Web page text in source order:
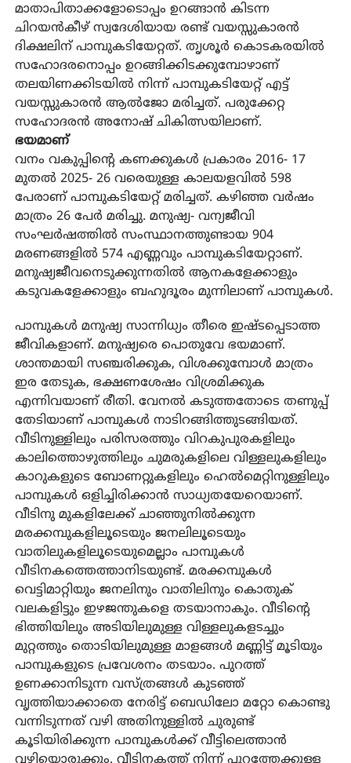
മാതാപിതാക്കളോടൊപ്പം ഉറങ്ങാൻ കിടന്ന
ചിറയൻകീഴ് സ്വദേശിയായ രണ്ട് വയസ്സുകാരൻ
ദിക്ഷലിന് പാമ്പുകടിയേറ്റത്. തൃശൂർ കൊടകരയിൽ
സഹോദരനൊപ്പം ഉറങ്ങിക്കിടക്കുമ്പോഴാണ്
തലയിണക്കിടയിൽ നിന്ന് പാമ്പുകടിയേറ്റ് എട്ട്
വയസ്സുകാരൻ ആൽജോ മരിച്ചത്. പരുക്കേറ്റ
സഹോദരൻ അനോഷ് ചികിത്സയിലാണ്.
ഭയമാണ്
വനം വകുപ്പിന്റെ കണക്കുകൾ പ്രകാരം 2016- 17
മുതൽ 2025- 26 വരെയുള്ള കാലയളവിൽ 598
പേരാണ് പാമ്പുകടിയേറ്റ് മരിച്ചത്. കഴിഞ്ഞ വർഷം
മാത്രം 26 പേർ മരിച്ചു. മനുഷ്യ- വന്യജീവി
സംഘർഷത്തിൽ സംസ്ഥാനത്തുണ്ടായ 904
മരണങ്ങളിൽ 574 എണ്ണവും പാമ്പുകടിയേറ്റാണ്.
മനുഷ്യജീവനെടുക്കുന്നതിൽ ആനകളേക്കാളും
കടുവകളേക്കാളും ബഹുദൂരം മുന്നിലാണ് പാമ്പുകൾ.
പാമ്പുകൾ മനുഷ്യ സാന്നിധ്യം തീരെ ഇഷ്ടപ്പെടാത്ത
ജീവികളാണ്. മനുഷ്യരെ പൊതുവേ ഭയമാണ്.
ശാന്തമായി സഞ്ചരിക്കുക, വിശക്കുമ്പോൾ മാത്രം
ഇര തേടുക, ഭക്ഷണശേഷം വിശ്രമിക്കുക
എന്നിവയാണ് രീതി. വേനൽ കടുത്തതോടെ തണുപ്പ്
തേടിയാണ് പാമ്പുകൾ നാടിറങ്ങിത്തുടങ്ങിയത്.
വീടിനുള്ളിലും പരിസരത്തും വിറകുപുരകളിലും
കാലിത്തൊഴുത്തിലും ചുമരുകളിലെ വിള്ളലുകളിലും
കാറുകളുടെ ബോണറ്റുകളിലും ഹെൽമെറ്റിനുള്ളിലും
പാമ്പുകൾ ഒളിച്ചിരിക്കാൻ സാധ്യതയേറെയാണ്.
വീടിനു മുകളിലേക്ക് ചാഞ്ഞുനിൽക്കുന്ന
മരക്കമ്പുകളിലൂടെയും ജനലിലൂടെയും
വാതിലുകളിലൂടെയുമെല്ലാം പാമ്പുകൾ
വീടിനകത്തെത്താനിടയുണ്ട്. മരക്കമ്പുകൾ
വെട്ടിമാറ്റിയും ജനലിനും വാതിലിനും കൊതുക്
വലകളിട്ടും ഇഴജന്തുകളെ തടയാനാകും. വീടിന്റെ
ഭിത്തിയിലും അടിയിലുമുള്ള വിള്ളലുകളടച്ചും
മുറ്റത്തും തൊടിയിലുമുള്ള മാളങ്ങൾ മണ്ണിട്ട് മൂടിയും
പാമ്പുകളുടെ പ്രവേശനം തടയാം. പുറത്ത്
ഉണക്കാനിടുന്ന വസ്ത്രങ്ങൾ കുടഞ്ഞ്
വൃത്തിയാക്കാതെ നേരിട്ട് ബെഡിലോ മറ്റോ കൊണ്ടു
വന്നിടുന്നത് വഴി അതിനുള്ളിൽ ചുരുണ്ട്
കൂടിയിരിക്കുന്ന പാമ്പുകൾക്ക് വീട്ടിലെത്താൻ
വഴിയൊരുക്കും. വീടിനകത്ത് നിന്ന് പുറത്തേക്കുള്ള